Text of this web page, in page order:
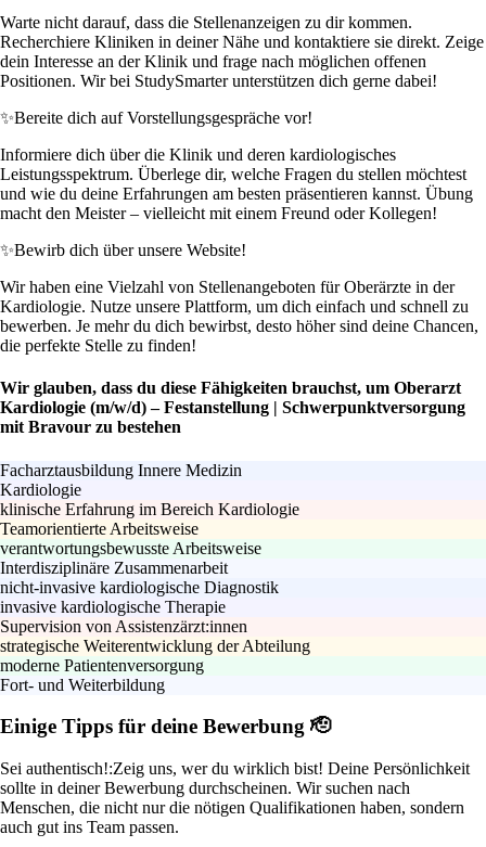
Warte nicht darauf, dass die Stellenanzeigen zu dir kommen.
Recherchiere Kliniken in deiner Nähe und kontaktiere sie direkt. Zeige
dein Interesse an der Klinik und frage nach möglichen offenen
Positionen. Wir bei StudySmarter unterstützen dich gerne dabei!
✨Bereite dich auf Vorstellungsgespräche vor!
Informiere dich über die Klinik und deren kardiologisches
Leistungsspektrum. Überlege dir, welche Fragen du stellen möchtest
und wie du deine Erfahrungen am besten präsentieren kannst. Übung
macht den Meister – vielleicht mit einem Freund oder Kollegen!
✨Bewirb dich über unsere Website!
Wir haben eine Vielzahl von Stellenangeboten für Oberärzte in der
Kardiologie. Nutze unsere Plattform, um dich einfach und schnell zu
bewerben. Je mehr du dich bewirbst, desto höher sind deine Chancen,
die perfekte Stelle zu finden!
Wir glauben, dass du diese Fähigkeiten brauchst, um Oberarzt
Kardiologie (m/w/d) – Festanstellung | Schwerpunktversorgung
mit Bravour zu bestehen
Facharztausbildung Innere Medizin
Kardiologie
klinische Erfahrung im Bereich Kardiologie
Teamorientierte Arbeitsweise
verantwortungsbewusste Arbeitsweise
Interdisziplinäre Zusammenarbeit
nicht-invasive kardiologische Diagnostik
invasive kardiologische Therapie
Supervision von Assistenzärzt:innen
strategische Weiterentwicklung der Abteilung
moderne Patientenversorgung
Fort- und Weiterbildung
Einige Tipps für deine Bewerbung 🫡
Sei authentisch!:Zeig uns, wer du wirklich bist! Deine Persönlichkeit
sollte in deiner Bewerbung durchscheinen. Wir suchen nach
Menschen, die nicht nur die nötigen Qualifikationen haben, sondern
auch gut ins Team passen.